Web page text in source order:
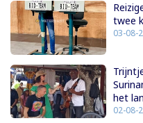
twee
03-08-
het
02-08-